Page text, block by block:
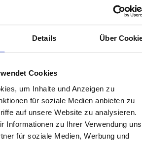
Details Über
Cookies
um Inhalte und Anzeigen zu
für soziale Medien anbieten zu
auf unsere Website zu analysieren.
Informationen zu Ihrer Verwendung
für soziale Medien, Werbung und
Daten geschützt und
Personen zugänglich sind.
langfristigen
und -leistung
„Metadatenabweichung“ und
führen können, einen Schritt
wir veraltete Komponenten und
frühzeitig erkennen,
Ihre Salesforce-Umgebung
bleibt.